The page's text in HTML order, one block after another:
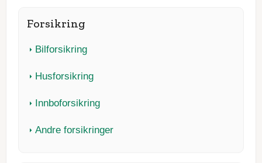
Forsikring
Bilforsikring
Husforsikring
Innboforsikring
Andre forsikringer